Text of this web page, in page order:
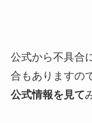
公式から不具合
合もありますの
公式情報を見て